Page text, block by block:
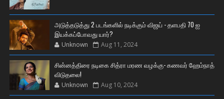
அடுத்தடுத்து 2 படங்களில் நடிக்கும் விஜய் - தளபதி 70 ஐ
இயக்கப்போவது யார்?
Unknown Aug 11, 2024
சின்னத்திரை நடிகை சித்ரா மரண வழக்கு- கணவர் ஹேம்நாத்
விடுதலை!
Unknown Aug 10, 2024